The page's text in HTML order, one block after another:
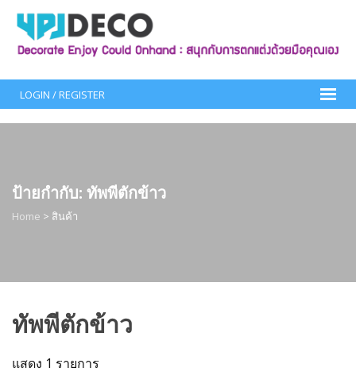
content
LOGIN / REGISTER
ป้ายกำกับ: ทัพพีตักข้าว
Home > สินค้า
ทัพพีตักข้าว
แสดง 1 รายการ